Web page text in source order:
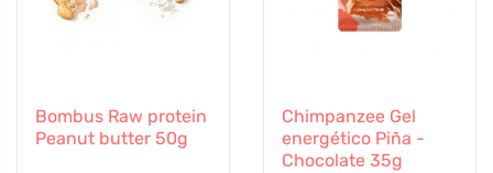
Bombus Raw protein
Peanut butter 50g
Chimpanzee Gel
energético Piña -
Chocolate 35g